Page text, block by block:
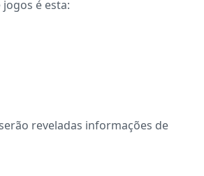
é esta:
reveladas informações de